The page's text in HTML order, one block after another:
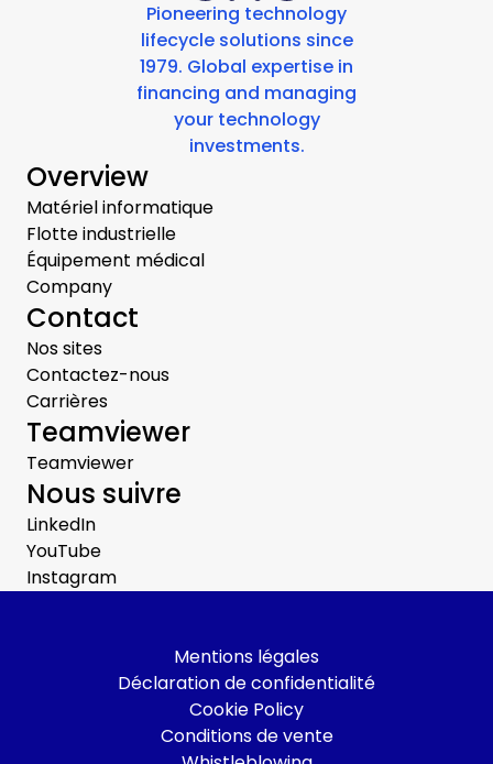
Pioneering technology
lifecycle solutions since
1979. Global expertise in
financing and managing
your technology
investments.
Overview
Matériel informatique
Flotte industrielle
Équipement médical
Company
Contact
Nos sites
Contactez-nous
Carrières
Teamviewer
Teamviewer
Nous suivre
LinkedIn
YouTube
Instagram
Mentions légales
Déclaration de confidentialité
Cookie Policy
Conditions de vente